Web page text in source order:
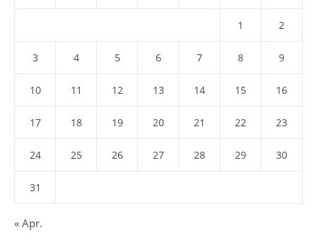
1 2
3 4 5 6 7 8 9
10 11 12 13 14 15 16
17 18 19 20 21 22 23
24 25 26 27 28 29 30
31
« Apr.